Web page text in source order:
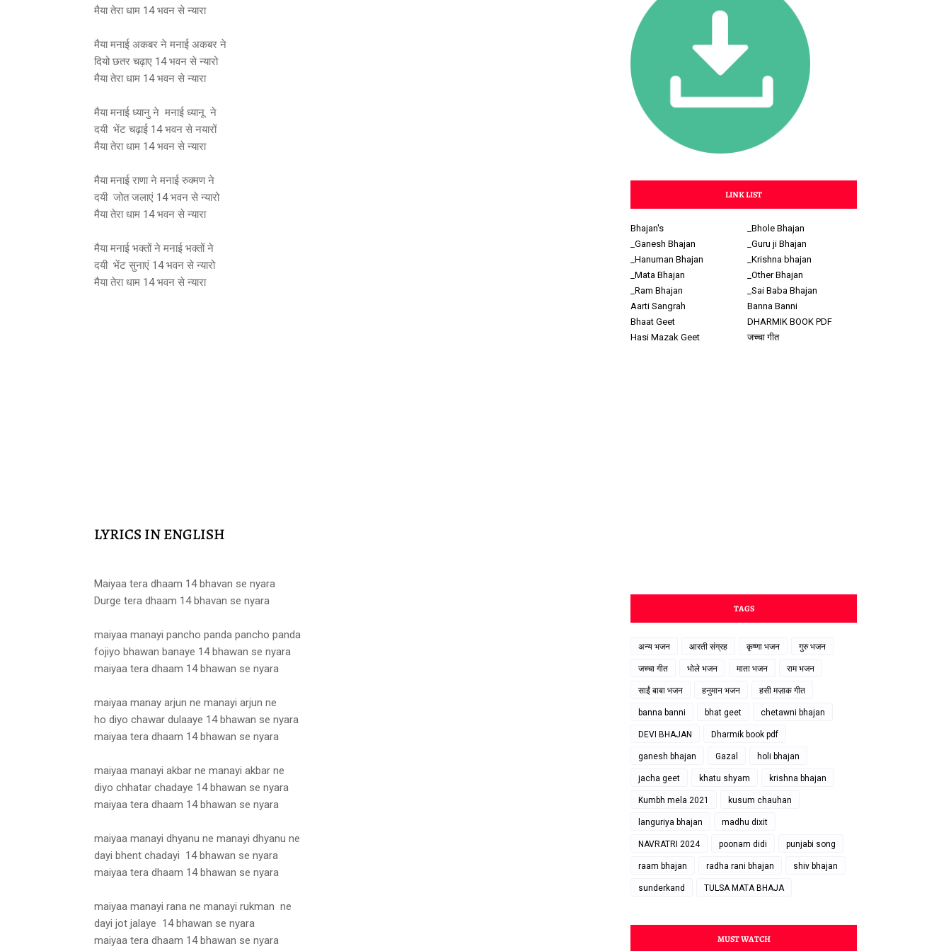
मैया तेरा धाम 14 भवन से न्यारा
मैया मनाई अकबर ने मनाई अकबर ने
दियो छतर चढ़ाए 14 भवन से न्यारो
मैया तेरा धाम 14 भवन से न्यारा
मैया मनाई ध्यानु ने मनाई ध्यानू ने
दयी भेंट चढ़ाई 14 भवन से नयारों
मैया तेरा धाम 14 भवन से न्यारा
मैया मनाई राणा ने मनाई रुक्मण ने
दयी जोत जलाएं 14 भवन से न्यारो
मैया तेरा धाम 14 भवन से न्यारा
मैया मनाई भक्तों ने मनाई भक्तों ने
दयी भेंट सुनाएं 14 भवन से न्यारो
मैया तेरा धाम 14 भवन से न्यारा
LYRICS IN ENGLISH
Maiyaa tera dhaam 14 bhavan se nyara
Durge tera dhaam 14 bhavan se nyara
maiyaa manayi pancho panda pancho panda
fojiyo bhawan banaye 14 bhawan se nyara
maiyaa tera dhaam 14 bhawan se nyara
maiyaa manay arjun ne manayi arjun ne
ho diyo chawar dulaaye 14 bhawan se nyara
maiyaa tera dhaam 14 bhawan se nyara
maiyaa manayi akbar ne manayi akbar ne
diyo chhatar chadaye 14 bhawan se nyara
maiyaa tera dhaam 14 bhawan se nyara
maiyaa manayi dhyanu ne manayi dhyanu ne
dayi bhent chadayi 14 bhawan se nyara
maiyaa tera dhaam 14 bhawan se nyara
maiyaa manayi rana ne manayi rukman ne
dayi jot jalaye 14 bhawan se nyara
maiyaa tera dhaam 14 bhawan se nyara
LINK LIST
Bhajan's
_Bhole Bhajan
_Ganesh Bhajan
_Guru ji Bhajan
_Hanuman Bhajan
_Krishna bhajan
_Mata Bhajan
_Other Bhajan
_Ram Bhajan
_Sai Baba Bhajan
Aarti Sangrah
Banna Banni
Bhaat Geet
DHARMIK BOOK PDF
Hasi Mazak Geet
जच्चा गीत
TAGS
अन्य भजन आरती संग्रह कृष्णा भजन गुरु भजन
जच्चा गीत भोले भजन माता भजन राम भजन
साईं बाबा भजन हनुमान भजन हसी मज़ाक गीत
banna banni bhat geet chetawni bhajan
DEVI BHAJAN Dharmik book pdf
ganesh bhajan Gazal holi bhajan
jacha geet khatu shyam krishna bhajan
Kumbh mela 2021 kusum chauhan
languriya bhajan madhu dixit
NAVRATRI 2024 poonam didi punjabi song
raam bhajan radha rani bhajan shiv bhajan
sunderkand TULSA MATA BHAJA
MUST WATCH